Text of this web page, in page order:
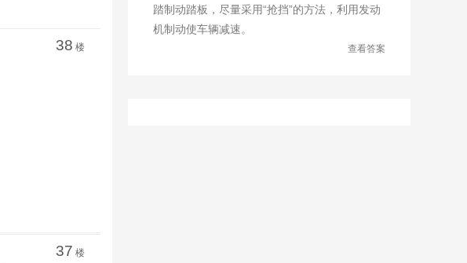
38 楼
37 楼
踏制动踏板，尽量采用“抢挡”的方法，利用发动
机制动使车辆减速。
查看答案